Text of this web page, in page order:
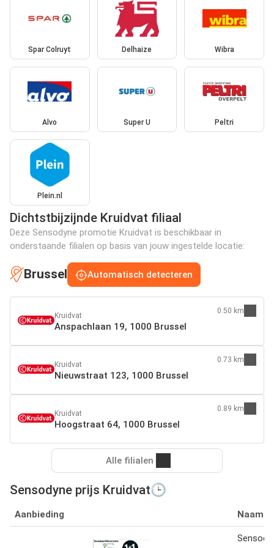
Spar Colruyt Delhaize Wibra
Alvo Super U Peltri
Plein.nl
Dichtstbijzijnde Kruidvat filiaal
Deze Sensodyne promotie Kruidvat is beschikbaar in
onderstaande filialen op basis van jouw ingestelde locatie:
Brussel Automatisch detecteren
Kruidvat
Anspachlaan 19, 1000 Brussel
0.50 km
Kruidvat
Nieuwstraat 123, 1000 Brussel
0.73 km
Kruidvat
Hoogstraat 64, 1000 Brussel
0.89 km
Alle filialen
Sensodyne prijs Kruidvat🕒
Aanbieding Naam